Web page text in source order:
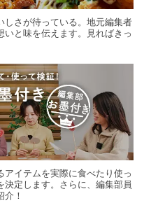
さが待っている。地元編集者
と味を伝えます。見ればきっ
イテムを実際に食べたり使っ
定します。さらに、編集部員
！